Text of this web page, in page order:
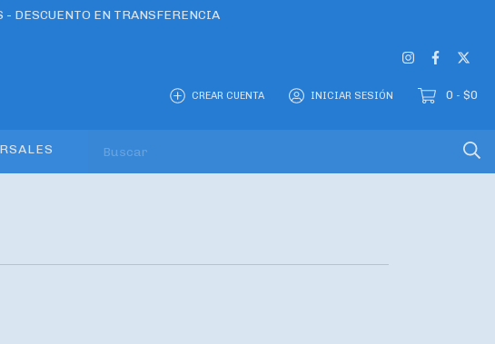
DESCUENTO EN TRANSFERENCIA
CREAR CUENTA INICIAR SESIÓN 0 - $0